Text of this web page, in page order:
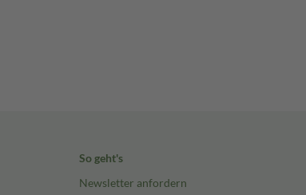
So geht's
Newsletter anfordern